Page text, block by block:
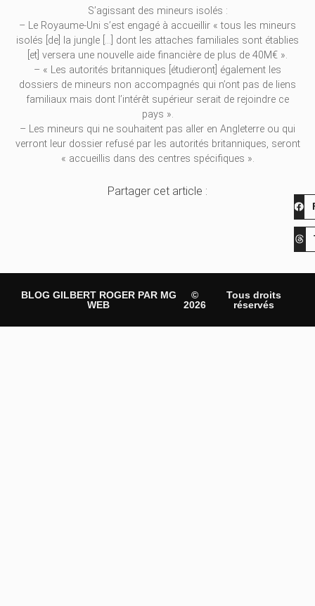
S’agissant des mineurs isolés :
– Le Royaume-Uni s’est engagé à accueillir « tous les mineurs
isolés [de] la jungle […] dont les attaches familiales sont établies
[et] versera une nouvelle aide financière de plus de 40M€ ».
– « Les autorités britanniques [étudieront] également les
dossiers de mineurs non accompagnés qui n’ont pas de liens
familiaux mais dont l’intérêt supérieur serait de rejoindre ce
pays ».
– Les mineurs qui ne souhaitent pas aller en Angleterre ou qui
verront leur dossier refusé par les autorités britanniques, seront
« accueillis dans des centres spécifiques ».
Partager cet article :
BLOG GILBERT ROGER PAR MG
WEB
©
2026
Tous droits
réservés